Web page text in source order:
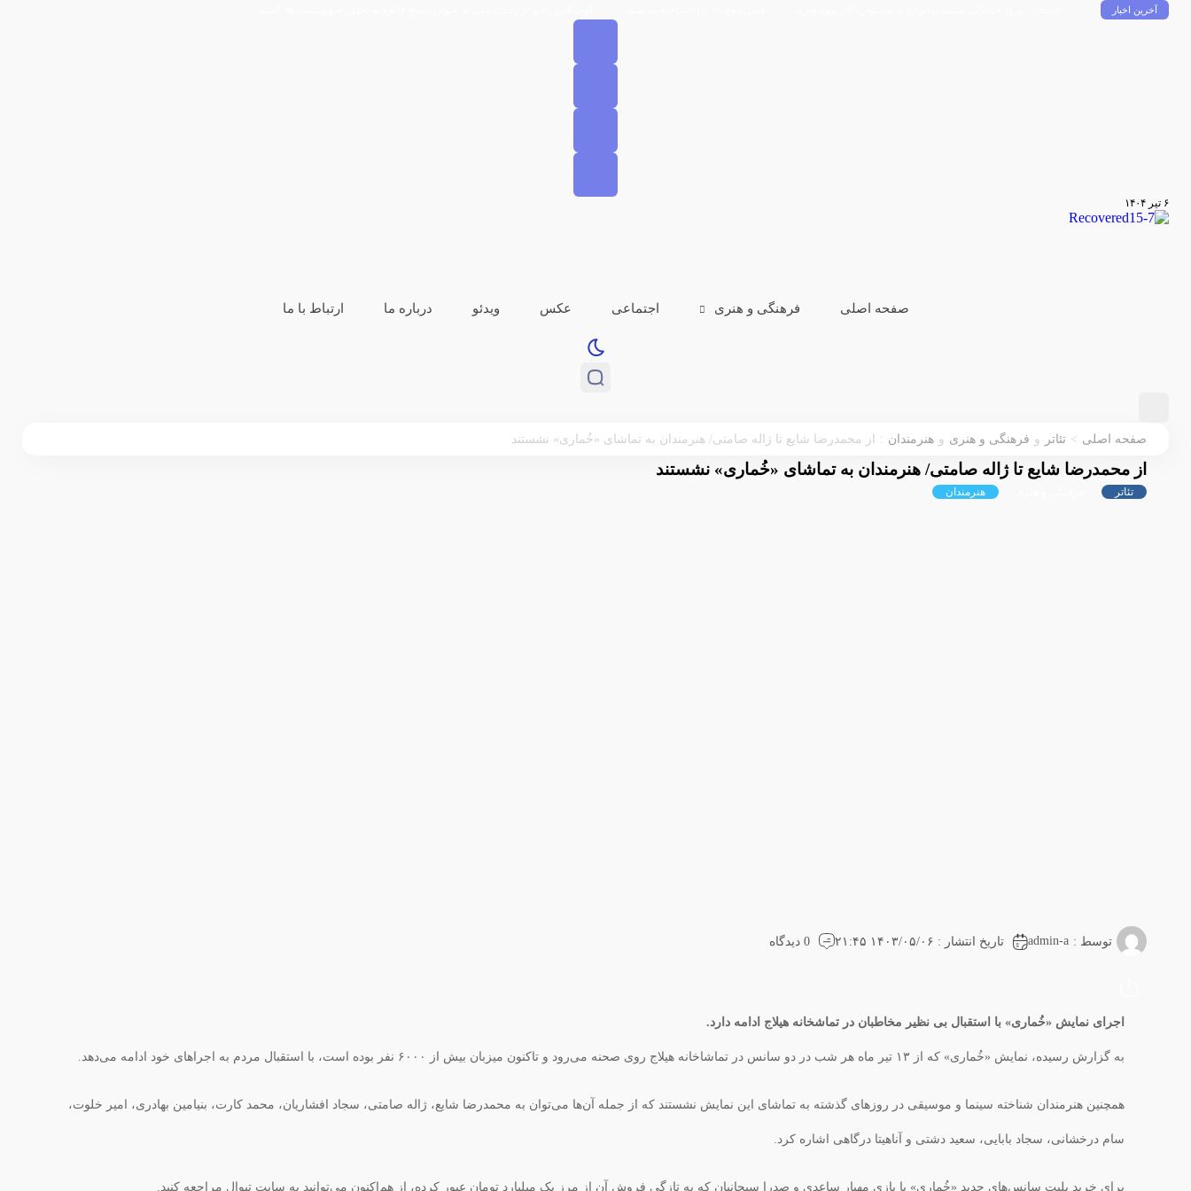
آخرین اخبار«بیداد»؛ ورود جنجالی سینمای ایران به جشنواره کارلووی‌واری
۶ تیر ۱۴۰۴
صفحه اصلی فرهنگی و هنری اجتماعی عکس ویدئو درباره ما ارتباط با ما
صفحه اصلی > تئاتر و فرهنگی و هنری و هنرمندان : از محمدرضا شایع تا ژاله صامتی/ هنرمندان به تماشای «خُماری» نشستند
از محمدرضا شایع تا ژاله صامتی/ هنرمندان به تماشای «خُماری» نشستند
تئاتر هنرمندان
توسط : admin-a تاریخ انتشار : ۱۴۰۳/۰۵/۰۶ ۲۱:۴۵ 0 دیدگاه
اجرای نمایش «خُماری» با استقبال بی نظیر مخاطبان در تماشخانه هیلاج ادامه دارد.
به گزارش رسیده، نمایش «خُماری» که از ۱۳ تیر ماه هر شب در دو سانس در تماشاخانه هیلاج روی صحنه می‌رود و تاکنون میزبان بیش از ۶۰۰۰ نفر بوده است، با استقبال مردم به اجراهای خود ادامه می‌دهد.
همچنین هنرمندان شناخته سینما و موسیقی در روزهای گذشته به تماشای این نمایش نشستند که از جمله آن‌ها می‌توان به محمدرضا شایع، ژاله صامتی، سجاد افشاریان، محمد کارت، بنیامین بهادری، امیر خلوت،
سام درخشانی، سجاد بابایی، سعید دشتی و آناهیتا درگاهی اشاره کرد.
برای خرید بلیت سانس‌های جدید «خُماری» با بازی مهیار ساعدی و صدرا سبحانیان که به تازگی فروش آن از مرز یک میلیارد تومان عبور کرده، از هم‌اکنون می‌توانید به سایت تیوال مراجعه کنید.